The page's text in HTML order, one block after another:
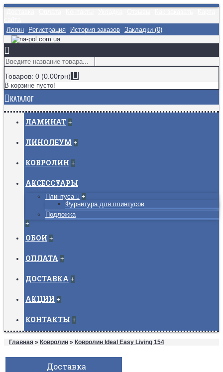
Логин
Регистрация История заказов Закладки (0)
Товаров: 0 (0.00грн)
В корзине пусто!
КАТАЛОГ
ЛАМИНАТ +
ЛИНОЛЕУМ +
КОВРОЛИН +
АКСЕССУАРЫ
Плинтуса
+
Фурнитура для плинтусов
Подложка
+
ОБОИ +
ОПЛАТА +
ДОСТАВКА +
АКЦИИ +
КОНТАКТЫ +
Главная » Ковролин » Ковролин Ideal Easy Living 154
Доставка